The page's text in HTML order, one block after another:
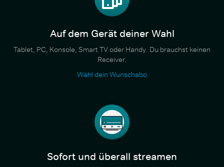
Auf dem Gerät deiner Wahl
Tablet, PC, Konsole, Smart TV oder Handy. Du brauchst keinen
Receiver.
Wähl dein Wunschabo
Sofort und überall streamen